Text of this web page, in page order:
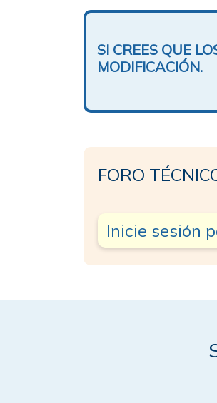
SI CREES QUE
MODIFICACIÓN.
FORO
Inicie sesión